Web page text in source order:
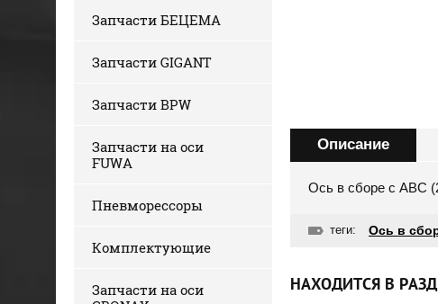
Запчасти БЕЦЕМА
Запчасти GIGANT
Запчасти BPW
Запчасти на оси
FUWA
Пневморессоры
Комплектующие
Запчасти на оси
Описание
Ось в сборе с АВС
теги: Ось в
НАХОДИТСЯ В